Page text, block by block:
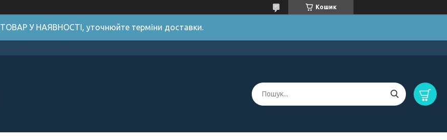
Кошик
ТОВАР У НАЯВНОСТІ, уточнюйте терміни доставки.